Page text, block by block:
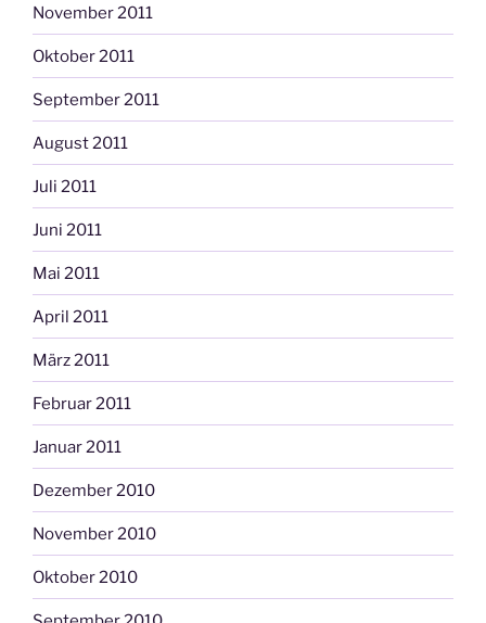
November 2011
Oktober 2011
September 2011
August 2011
Juli 2011
Juni 2011
Mai 2011
April 2011
März 2011
Februar 2011
Januar 2011
Dezember 2010
November 2010
Oktober 2010